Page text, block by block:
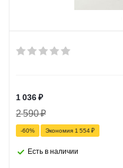
1 036₽
2 590₽
-60% Экономия 1 554₽
Есть в наличии